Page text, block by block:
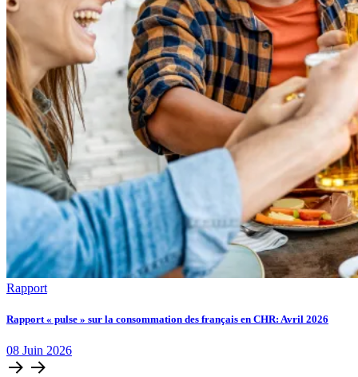
Rapport
Rapport « pulse » sur la consommation des français en CHR: Avril 2026
08 Juin 2026